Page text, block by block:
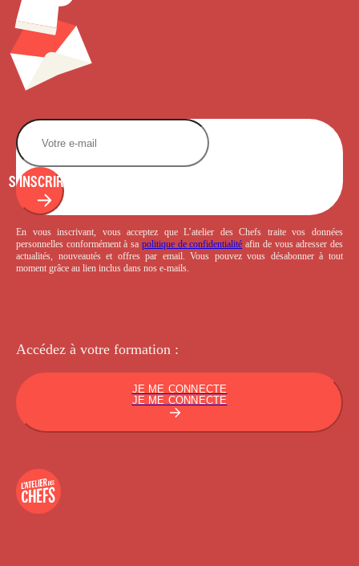
S'INSCRIRE
En vous inscrivant, vous acceptez que L’atelier des Chefs traite vos données
personnelles conformément à sa politique de confidentialité afin de vous adresser des
actualités, nouveautés et offres par email. Vous pouvez vous désabonner à tout
moment grâce au lien inclus dans nos e-mails.
Accédez à votre formation :
JE ME CONNECTE
JE ME CONNECTE